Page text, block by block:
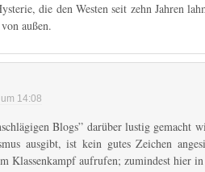
die den Westen seit zehn Jahren
außen.
14:08
Blogs” darüber lustig gemacht
ausgibt, ist kein gutes Zeichen
Klassenkampf aufrufen; zumindest hier in